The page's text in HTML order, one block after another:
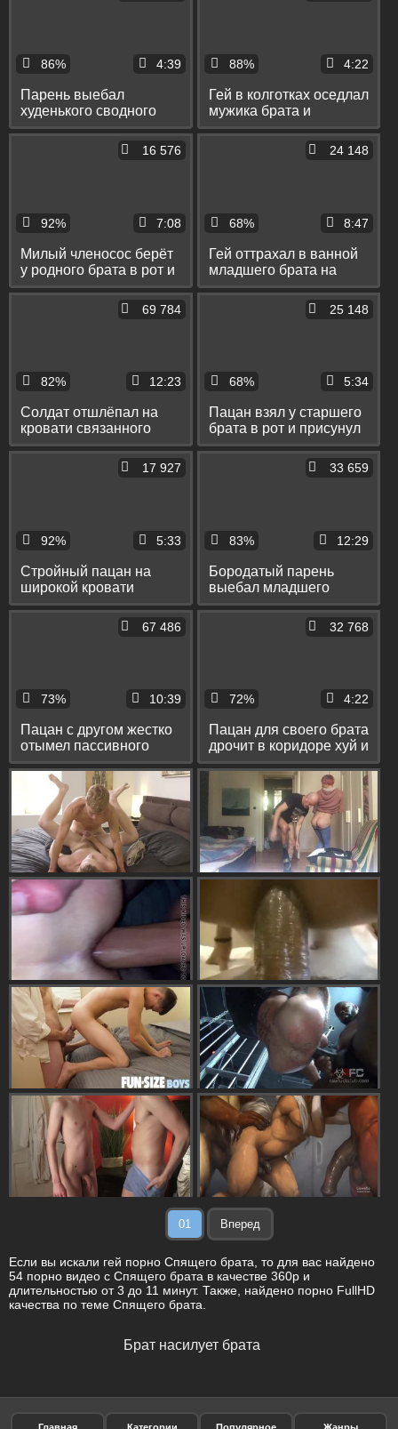
86% 4:39
Парень выебал
худенького сводного
брата в рот и попку и
спустил ему на лицо
88% 4:22
Гей в колготках оседлал
мужика брата и
попрыгал на его пенисе
крепкой задницей
92%
16 576
7:08
Милый членосос берёт
у родного брата в рот и
ласкает его залупу
68%
24 148
8:47
Гей оттрахал в ванной
младшего брата на
умывальнике до
камшота на лицо и очки
82%
69 784
12:23
Солдат отшлёпал на
кровати связанного
брата и поимел его в
рот и узкое очко
68%
25 148
5:34
Пацан взял у старшего
брата в рот и присунул
ему на диване в тугой
92%
17 927
5:33
Стройный пацан на
широкой кровати
отымел брата в пердак
до камшота на живот
83%
33 659
12:29
Бородатый парень
выебал младшего
брата в очко и отсосал
ему до камшота в рот
73%
67 486
10:39
Пацан с другом жестко
отымел пассивного
брата в рот и тугой
пердак
72%
32 768
4:22
Пацан для своего брата
дрочит в коридоре хуй и
спускает сперму на
01 Вперед
Если вы искали гей порно Спящего брата, то для вас найдено
54 порно видео с Спящего брата в качестве 360p и
длительностью от 3 до 11 минут. Также, найдено порно FullHD
качества по теме Спящего брата.
Брат насилует брата